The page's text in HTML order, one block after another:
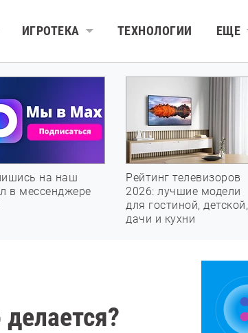
ИГРОТЕКА ТЕХНОЛОГИИ ЕЩЕ
на наш
в мессенджере
Рейтинг телевизоров
2026: лучшие модели
для гостиной, детской,
дачи и кухни